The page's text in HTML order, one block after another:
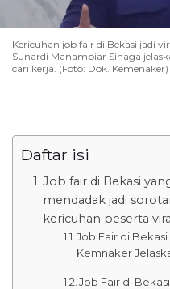
Kericuhan job fair di Bekasi jadi
Sunardi Manampiar Sinaga
cari kerja. (Foto: Dok. Kemenaker)
Daftar isi
Job fair di Bekasi
mendadak jadi
kericuhan peserta
Job Fair di
Kemnaker
Job Fair di